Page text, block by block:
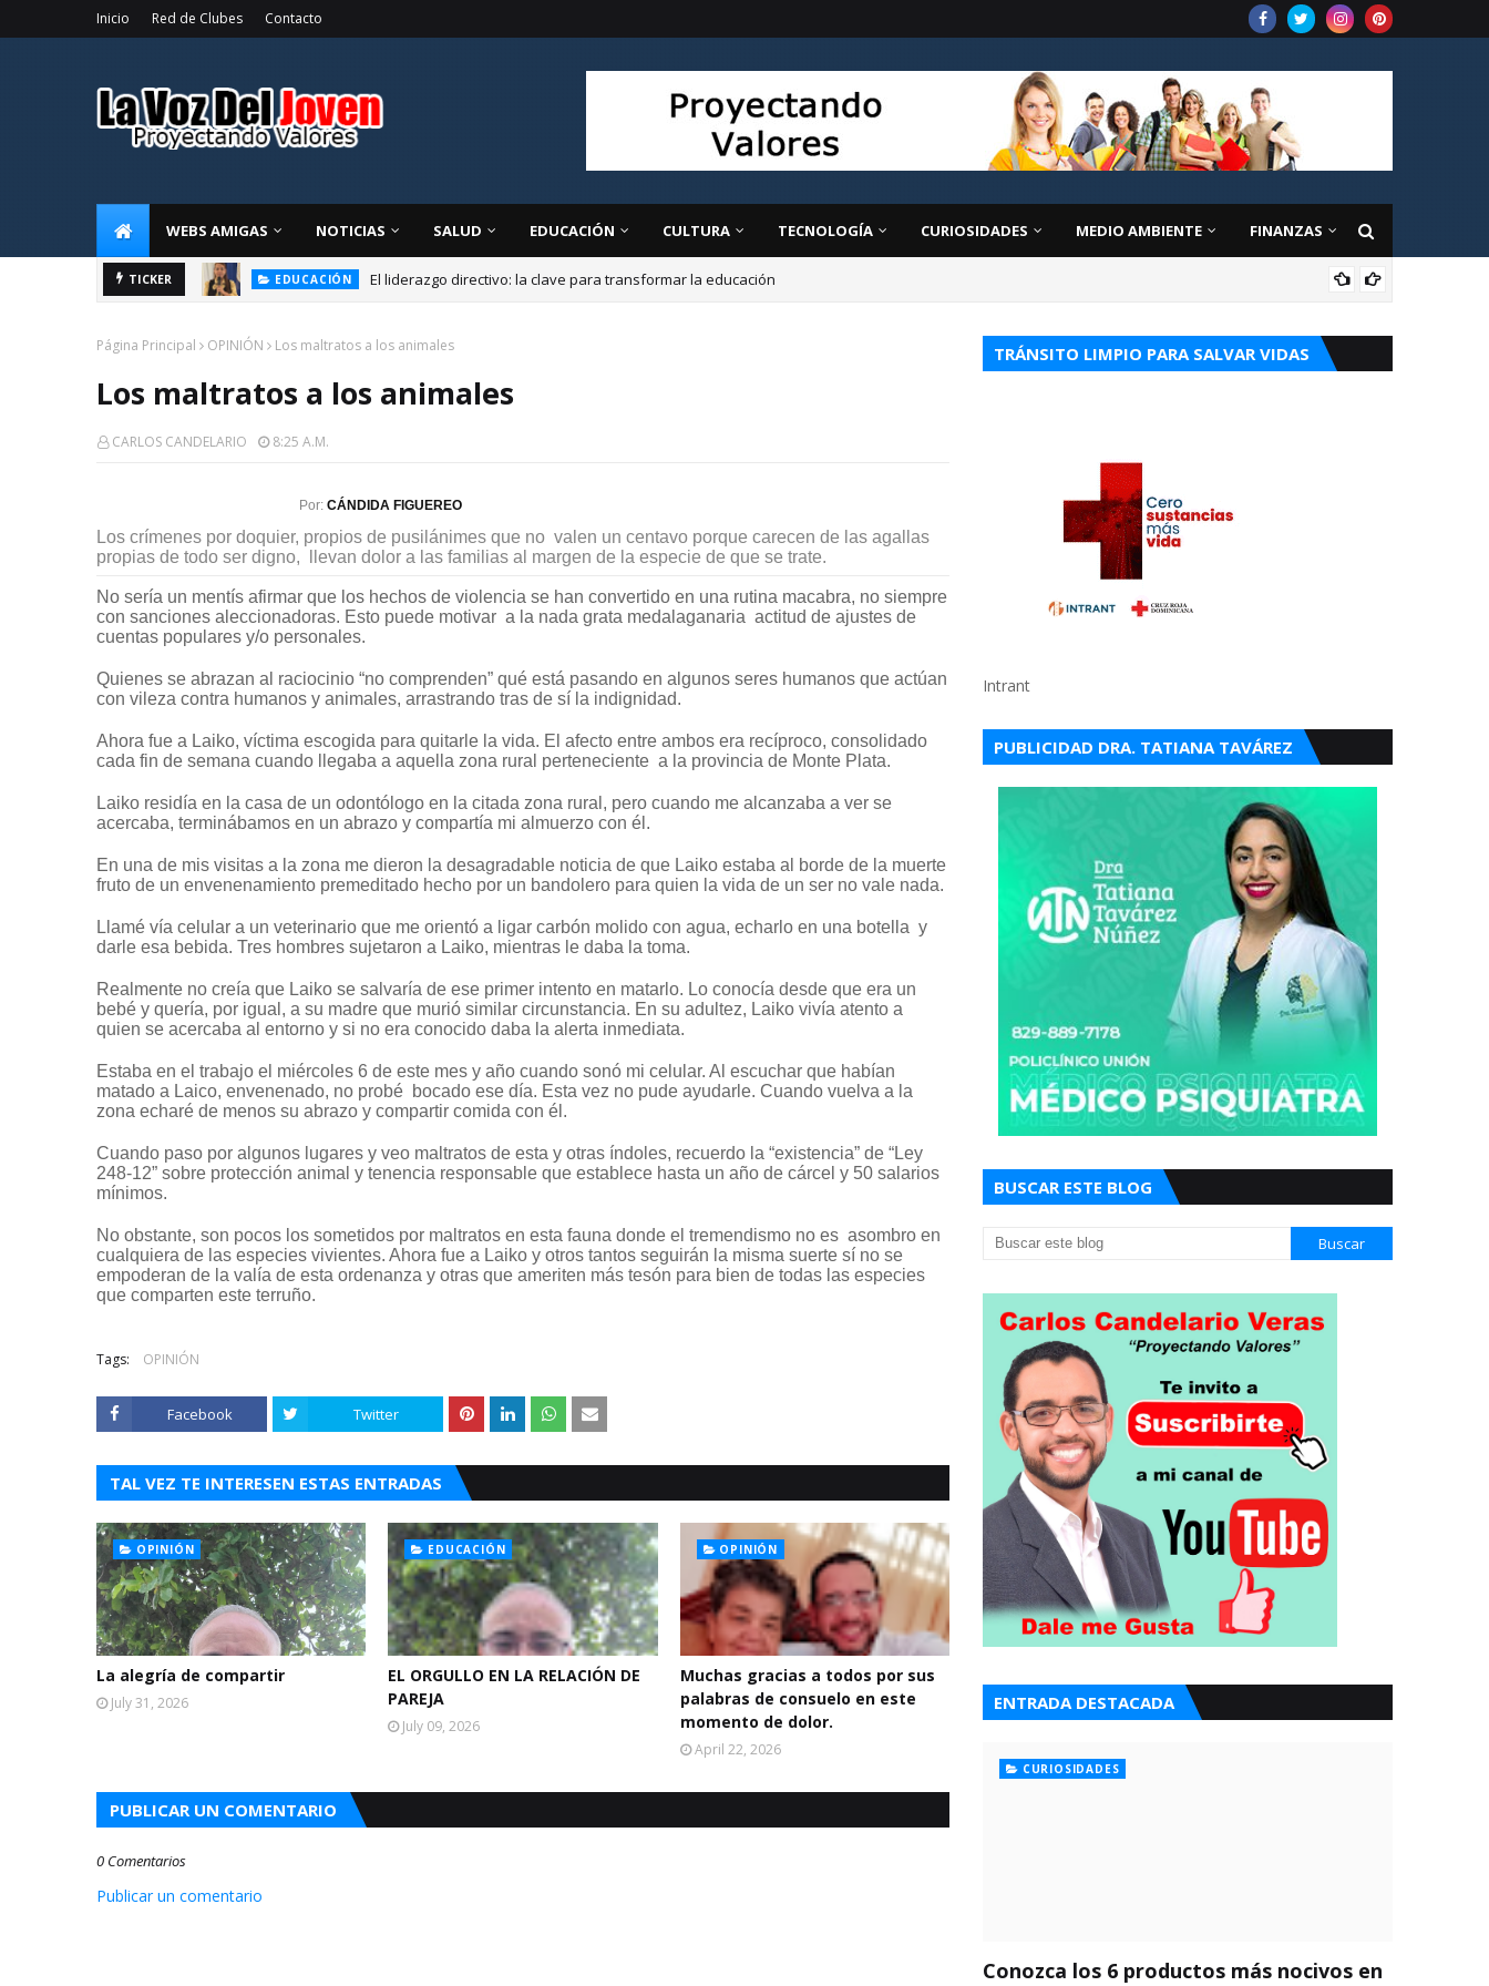
Inicio Red de Clubes Contacto
WEBS AMIGAS NOTICIAS SALUD EDUCACIÓN CULTURA TECNOLOGÍA CURIOSIDADES MEDIO AMBIENTE FINANZAS
TICKER EDUCACIÓN El liderazgo directivo: la clave para transformar la educación
Página Principal OPINIÓN Los maltratos a los animales
Los maltratos a los animales
CARLOS CANDELARIO 8:25 A.m.
Por: CÁNDIDA FIGUEREO
Los crímenes por doquier, propios de pusilánimes que no valen un centavo porque carecen de las agallas
propias de todo ser digno, llevan dolor a las familias al margen de la especie de que se trate.
No sería un mentís afirmar que los hechos de violencia se han convertido en una rutina macabra, no siempre
con sanciones aleccionadoras. Esto puede motivar a la nada grata medalaganaria actitud de ajustes de
cuentas populares y/o personales.
Quienes se abrazan al raciocinio “no comprenden” qué está pasando en algunos seres humanos que actúan
con vileza contra humanos y animales, arrastrando tras de sí la indignidad.
Ahora fue a Laiko, víctima escogida para quitarle la vida. El afecto entre ambos era recíproco, consolidado
cada fin de semana cuando llegaba a aquella zona rural perteneciente a la provincia de Monte Plata.
Laiko residía en la casa de un odontólogo en la citada zona rural, pero cuando me alcanzaba a ver se
acercaba, terminábamos en un abrazo y compartía mi almuerzo con él.
En una de mis visitas a la zona me dieron la desagradable noticia de que Laiko estaba al borde de la muerte
fruto de un envenenamiento premeditado hecho por un bandolero para quien la vida de un ser no vale nada.
Llamé vía celular a un veterinario que me orientó a ligar carbón molido con agua, echarlo en una botella y
darle esa bebida. Tres hombres sujetaron a Laiko, mientras le daba la toma.
Realmente no creía que Laiko se salvaría de ese primer intento en matarlo. Lo conocía desde que era un
bebé y quería, por igual, a su madre que murió similar circunstancia. En su adultez, Laiko vivía atento a
quien se acercaba al entorno y si no era conocido daba la alerta inmediata.
Estaba en el trabajo el miércoles 6 de este mes y año cuando sonó mi celular. Al escuchar que habían
matado a Laico, envenenado, no probé bocado ese día. Esta vez no pude ayudarle. Cuando vuelva a la
zona echaré de menos su abrazo y compartir comida con él.
Cuando paso por algunos lugares y veo maltratos de esta y otras índoles, recuerdo la “existencia” de “Ley
248-12” sobre protección animal y tenencia responsable que establece hasta un año de cárcel y 50 salarios
mínimos.
No obstante, son pocos los sometidos por maltratos en esta fauna donde el tremendismo no es asombro en
cualquiera de las especies vivientes. Ahora fue a Laiko y otros tantos seguirán la misma suerte sí no se
empoderan de la valía de esta ordenanza y otras que ameriten más tesón para bien de todas las especies
que comparten este terruño.
Tags: OPINIÓN
Facebook Twitter
TAL VEZ TE INTERESEN ESTAS ENTRADAS
OPINIÓN
La alegría de compartir
July 31, 2026
EDUCACIÓN
EL ORGULLO EN LA RELACIÓN DE
PAREJA
July 09, 2026
OPINIÓN
Muchas gracias a todos por sus
palabras de consuelo en este
momento de dolor.
April 22, 2026
PUBLICAR UN COMENTARIO
0 Comentarios
Publicar un comentario
TRÁNSITO LIMPIO PARA SALVAR VIDAS
Intrant
PUBLICIDAD DRA. TATIANA TAVÁREZ
BUSCAR ESTE BLOG
ENTRADA DESTACADA
CURIOSIDADES
Conozca los 6 productos más nocivos en